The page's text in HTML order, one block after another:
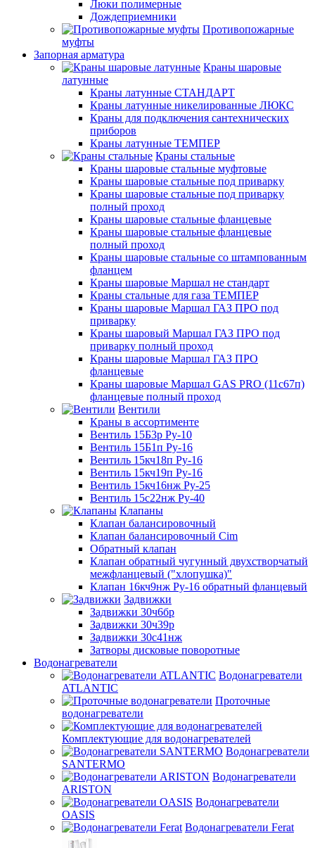
Люки полимерные
Дождеприемники
Противопожарные
муфты
Запорная арматура
Краны шаровые
латунные
Краны латунные СТАНДАРТ
Краны латунные никелированные ЛЮКС
Краны для подключения сантехнических
приборов
Краны латунные ТЕМПЕР
Краны стальные
Краны шаровые стальные муфтовые
Краны шаровые стальные под приварку
Краны шаровые стальные под приварку
полный проход
Краны шаровые стальные фланцевые
Краны шаровые стальные фланцевые
полный проход
Краны шаровые стальные со штампованным
фланцем
Краны шаровые Маршал не стандарт
Краны стальные для газа ТЕМПЕР
Краны шаровые Маршал ГАЗ ПРО под
приварку
Краны шаровый Маршал ГАЗ ПРО под
приварку полный проход
Краны шаровые Маршал ГАЗ ПРО
фланцевые
Краны шаровые Маршал GAS PRO (11с67п)
фланцевые полный проход
Вентили
Краны в ассортименте
Вентиль 15Б3р Ру-10
Вентиль 15Б1п Ру-16
Вентиль 15кч18п Ру-16
Вентиль 15кч19п Ру-16
Вентиль 15кч16нж Ру-25
Вентиль 15с22нж Ру-40
Клапаны
Клапан балансировочный
Клапан балансировочный Cim
Обратный клапан
Клапан обратный чугунный двухстворчатый
межфланцевый ("хлопушка)"
Клапан 16кч9нж Ру-16 обратный фланцевый
Задвижки
Задвижки 30ч6бр
Задвижки 30ч39р
Задвижки 30с41нж
Затворы дисковые поворотные
Водонагреватели
Водонагреватели
ATLANTIC
Проточные
водонагреватели
Комплектующие для водонагревателей
Водонагреватели
SANTERMO
Водонагреватели
ARISTON
Водонагреватели
OASIS
Водонагреватели Ferat